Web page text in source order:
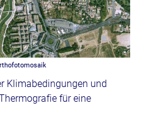
Klimabedingungen und
für eine